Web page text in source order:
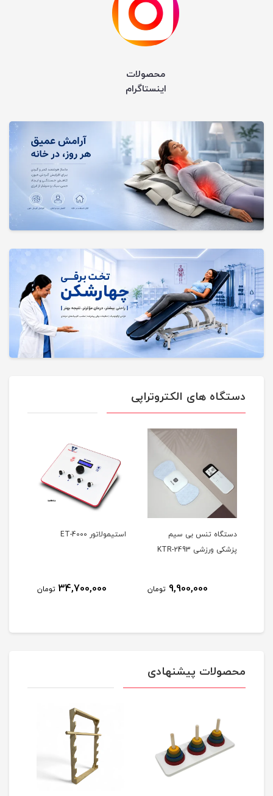
محصولات
اینستاگرام
دستگاه های الکتروتراپی
دستگاه تنس بی سیم
پزشکی ورزشی KTR-2493
9,900,000 تومان
استیمولاتور ET-4000
34,700,000 تومان
محصولات پیشنهادی